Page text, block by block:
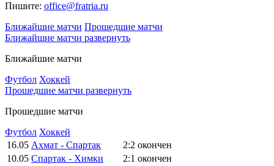
Пишите: office@fratria.ru
Ближайшие матчи Прошедшие матчи
Ближайшие матчи развернуть
Ближайшие матчи
Футбол Хоккей
Прошедшие матчи развернуть
Прошедшие матчи
Футбол Хоккей
16.05 Ахмат - Спартак 2:2 окончен
10.05 Спартак - Химки 2:1 окончен